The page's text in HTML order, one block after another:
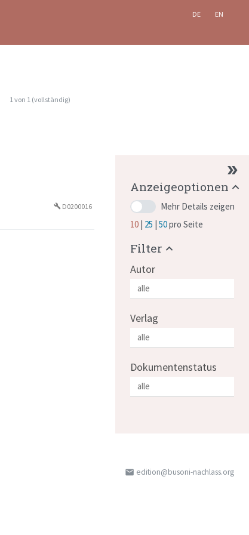
DE EN
1von 1 (vollständig)
build D0200016
Anzeigeoptionen
Mehr Details zeigen
10 25 50pro Seite
Filter
Autor
Verlag
Dokumentenstatus
email edition@busoni-nachlass.org